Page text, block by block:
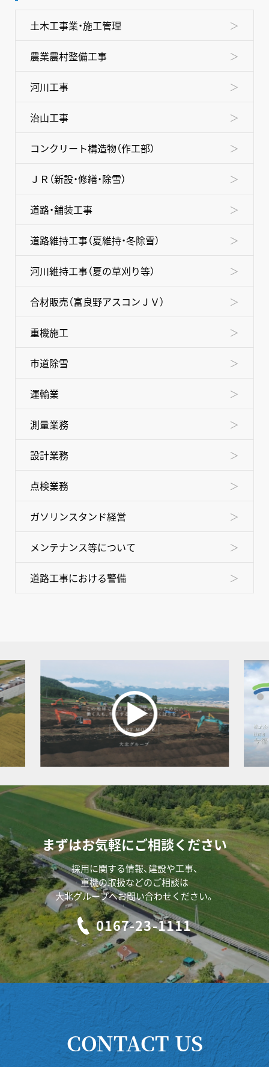
土木工事業・施工管理
農業農村整備工事
河川工事
治山工事
コンクリート構造物（作工部）
ＪＲ（新設・修繕・除雪）
道路・舗装工事
道路維持工事（夏維持・冬除雪）
河川維持工事（夏の草刈り等）
合材販売（富良野アスコンＪＶ）
重機施工
市道除雪
運輸業
測量業務
設計業務
点検業務
ガソリンスタンド経営
メンテナンス等について
道路工事における警備
まずはお気軽にご相談ください
採用に関する情報、建設や工事、
重機の取扱などのご相談は
大北グループへお問い合わせください。
0167-23-1111
CONTACT US